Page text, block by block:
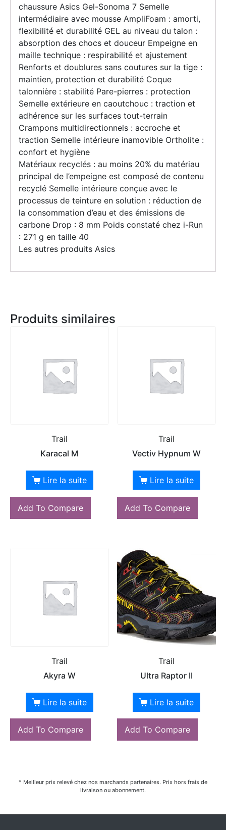
chaussure Asics Gel-Sonoma 7 Semelle
intermédiaire avec mousse AmpliFoam : amorti,
flexibilité et durabilité GEL au niveau du talon :
absorption des chocs et douceur Empeigne en
maille technique : respirabilité et ajustement
Renforts et doublures sans coutures sur la tige :
maintien, protection et durabilité Coque
talonnière : stabilité Pare-pierres : protection
Semelle extérieure en caoutchouc : traction et
adhérence sur les surfaces tout-terrain
Crampons multidirectionnels : accroche et
traction Semelle intérieure inamovible Ortholite :
confort et hygiène
Matériaux recyclés : au moins 20% du matériau
principal de l’empeigne est composé de contenu
recyclé Semelle intérieure conçue avec le
processus de teinture en solution : réduction de
la consommation d’eau et des émissions de
carbone Drop : 8 mm Poids constaté chez i-Run
: 271 g en taille 40
Les autres produits Asics
Produits similaires
Trail
Karacal M
Lire la suite
Add To Compare
Trail
Vectiv Hypnum W
Lire la suite
Add To Compare
Trail
Akyra W
Lire la suite
Add To Compare
Trail
Ultra Raptor II
Lire la suite
Add To Compare
* Meilleur prix relevé chez nos marchands partenaires. Prix hors frais de
livraison ou abonnement.